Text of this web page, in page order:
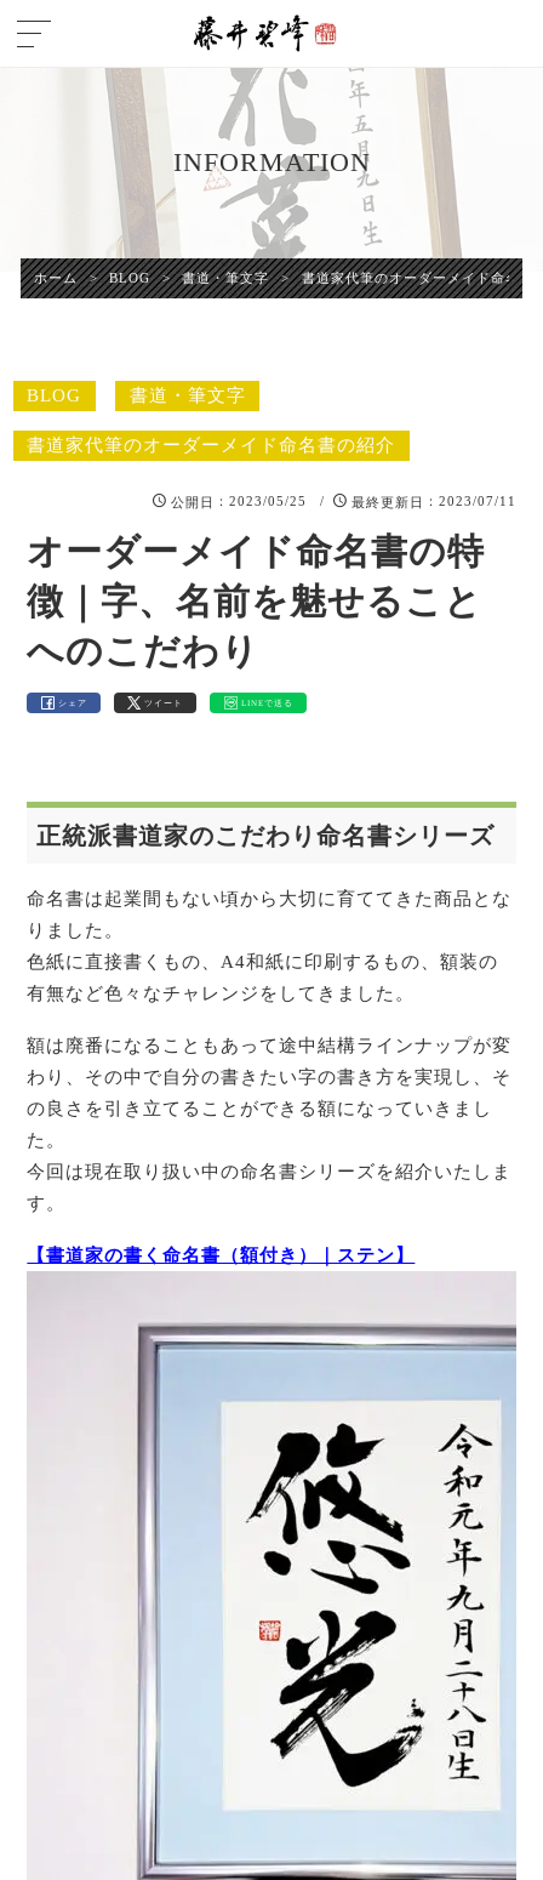
INFORMATION
ホーム > BLOG > 書道・筆文字 > 書道家代筆のオーダーメイド命名書
BLOG 書道・筆文字
書道家代筆のオーダーメイド命名書の紹介
公開日 ：2023/05/25 / 最終更新日 ：2023/07/11
オーダーメイド命名書の特
徴｜字、名前を魅せること
へのこだわり
シェア ツイート LINEで送る
正統派書道家のこだわり命名書シリーズ
命名書は起業間もない頃から大切に育ててきた商品とな
りました。
色紙に直接書くもの、A4和紙に印刷するもの、額装の
有無など色々なチャレンジをしてきました。
額は廃番になることもあって途中結構ラインナップが変
わり、その中で自分の書きたい字の書き方を実現し、そ
の良さを引き立てることができる額になっていきまし
た。
今回は現在取り扱い中の命名書シリーズを紹介いたしま
す。
【書道家の書く命名書（額付き）｜ステン】